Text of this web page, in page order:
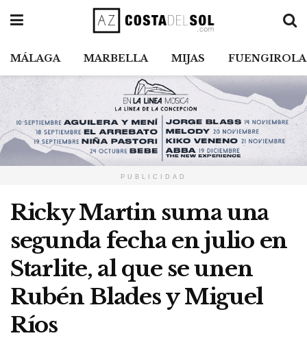
MÁLAGA MARBELLA MIJAS FUENGIROLA
PUBLICIDAD
Ricky Martin suma una
segunda fecha en julio en
Starlite, al que se unen
Rubén Blades y Miguel
Ríos